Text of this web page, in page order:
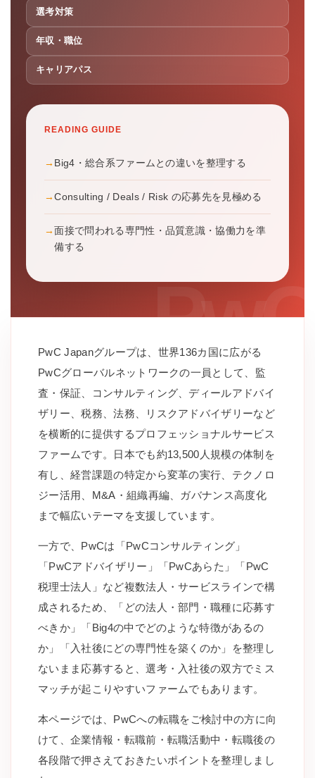
選考対策
年収・職位
キャリアパス
READING GUIDE
Big4・総合系ファームとの違いを整理する
Consulting / Deals / Risk の応募先を見極める
面接で問われる専門性・品質意識・協働力を準
備する
PwC Japanグループは、世界136カ国に広がる
PwCグローバルネットワークの一員として、監
査・保証、コンサルティング、ディールアドバイ
ザリー、税務、法務、リスクアドバイザリーなど
を横断的に提供するプロフェッショナルサービス
ファームです。日本でも約13,500人規模の体制を
有し、経営課題の特定から変革の実行、テクノロ
ジー活用、M&A・組織再編、ガバナンス高度化
まで幅広いテーマを支援しています。
一方で、PwCは「PwCコンサルティング」
「PwCアドバイザリー」「PwCあらた」「PwC
税理士法人」など複数法人・サービスラインで構
成されるため、「どの法人・部門・職種に応募す
べきか」「Big4の中でどのような特徴があるの
か」「入社後にどの専門性を築くのか」を整理し
ないまま応募すると、選考・入社後の双方でミス
マッチが起こりやすいファームでもあります。
本ページでは、PwCへの転職をご検討中の方に向
けて、企業情報・転職前・転職活動中・転職後の
各段階で押さえておきたいポイントを整理しまし